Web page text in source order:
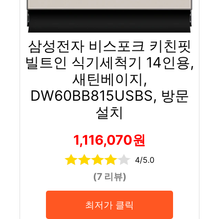
삼성전자 비스포크 키친핏
빌트인 식기세척기 14인용,
새틴베이지,
DW60BB815USBS, 방문
설치
1,116,070원
4/5.0
(7 리뷰)
최저가 클릭